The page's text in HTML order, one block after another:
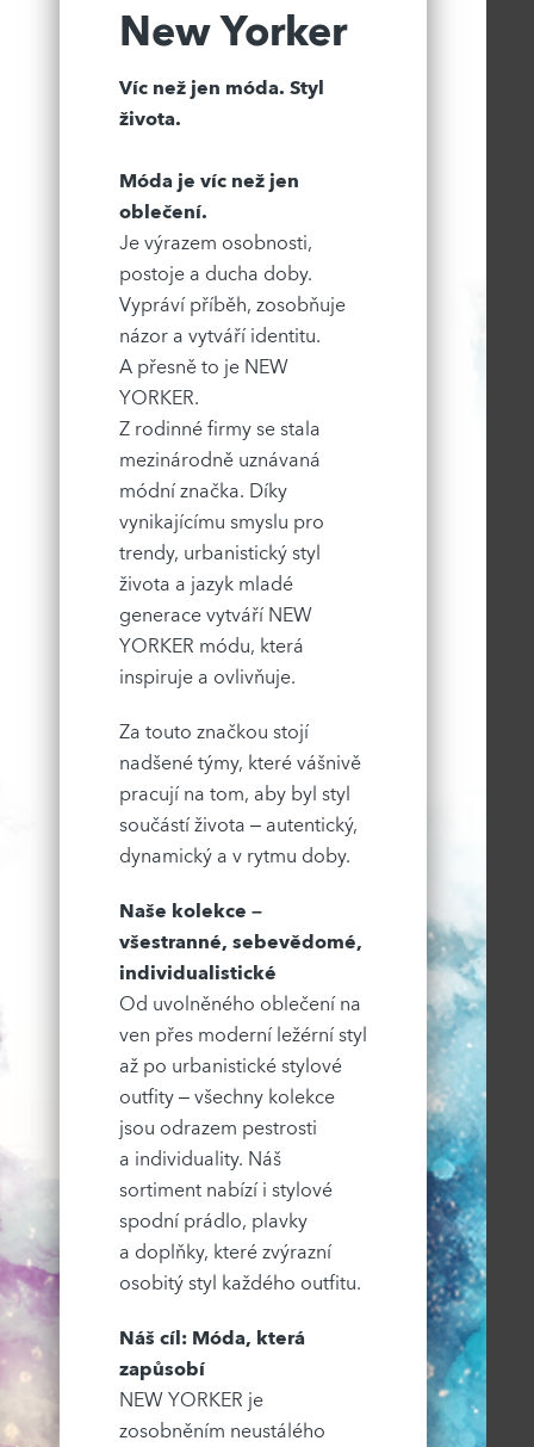
New Yorker
Víc než jen móda. Styl
života.
Móda je víc než jen
oblečení.
Je výrazem osobnosti,
postoje a ducha doby.
Vypráví příběh, zosobňuje
názor a vytváří identitu.
A přesně to je NEW
YORKER.
Z rodinné firmy se stala
mezinárodně uznávaná
módní značka. Díky
vynikajícímu smyslu pro
trendy, urbanistický styl
života a jazyk mladé
generace vytváří NEW
YORKER módu, která
inspiruje a ovlivňuje.
Za touto značkou stojí
nadšené týmy, které vášnivě
pracují na tom, aby byl styl
součástí života – autentický,
dynamický a v rytmu doby.
Naše kolekce –
všestranné, sebevědomé,
individualistické
Od uvolněného oblečení na
ven přes moderní ležérní styl
až po urbanistické stylové
outfity – všechny kolekce
jsou odrazem pestrosti
a individuality. Náš
sortiment nabízí i stylové
spodní prádlo, plavky
a doplňky, které zvýrazní
osobitý styl každého outfitu.
Náš cíl: Móda, která
zapůsobí
NEW YORKER je
zosobněním neustálého